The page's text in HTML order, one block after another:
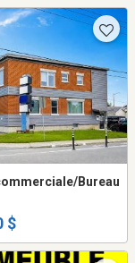
Bureau
$